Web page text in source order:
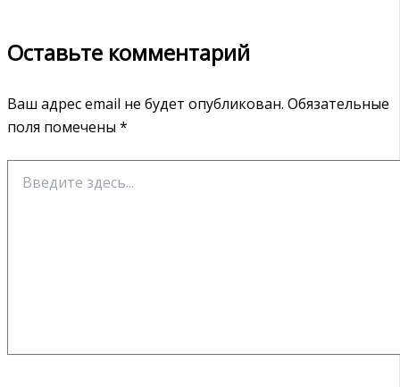
Оставьте комментарий
Ваш адрес email не будет опубликован. Обязательные
поля помечены *
здесь...